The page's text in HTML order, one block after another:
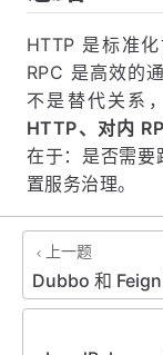
核心是 "像调本
代理 + 序列化 +
总结
HTTP 是标准
不是替代关系
HTTP、对内
在于：是否需
置服务治理。